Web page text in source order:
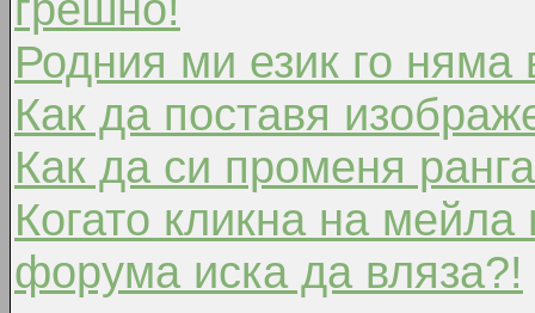
Родния ми език го няма
Как да поставя
Как да си променя
Когато кликна на
форума иска да вляза?!